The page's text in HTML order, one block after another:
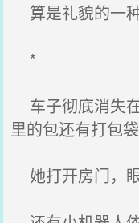
算是礼貌的一种
*
车子彻底消失
里的包还有打包袋
她打开房门，